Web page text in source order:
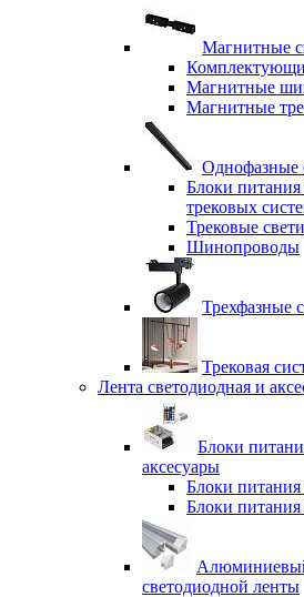
Магнитные
Магнитные
Магнитные
Однофазные
Блоки питания
трековых
Трековые
Шинопроводы
Трехфазные
Трековая
Лента светодиодная и
Блоки
аксесуары
Блоки
Блоки
светодиодной ленты